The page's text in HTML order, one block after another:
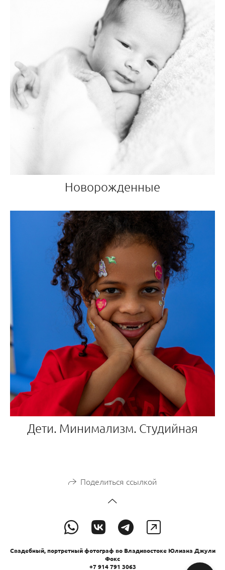
Новорожденные
Дети. Минимализм. Студийная
Поделиться ссылкой
Свадебный, портретный фотограф во Владивостоке Юлиана Джули
Фокс
+7 914 791 3063